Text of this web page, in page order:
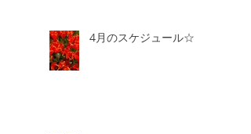
4月のスケジュール☆